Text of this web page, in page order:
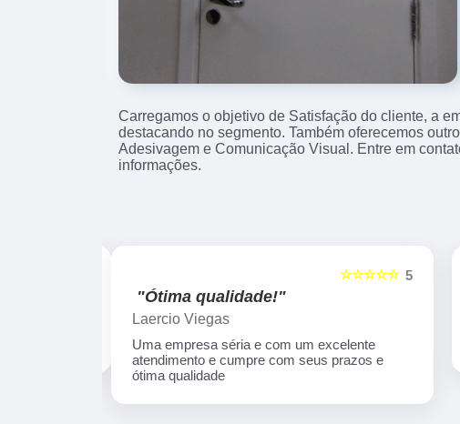
Carregamos o objetivo de Satisfação do cliente, a
destacando no segmento. Também oferecemos
Adesivagem e Comunicação Visual. Entre em
informações.
5
☆☆☆☆☆
"Ótima qualidade!"
Laercio Viegas
Uma empresa séria e com um excelente
atendimento e cumpre com seus prazos e
ótima qualidade